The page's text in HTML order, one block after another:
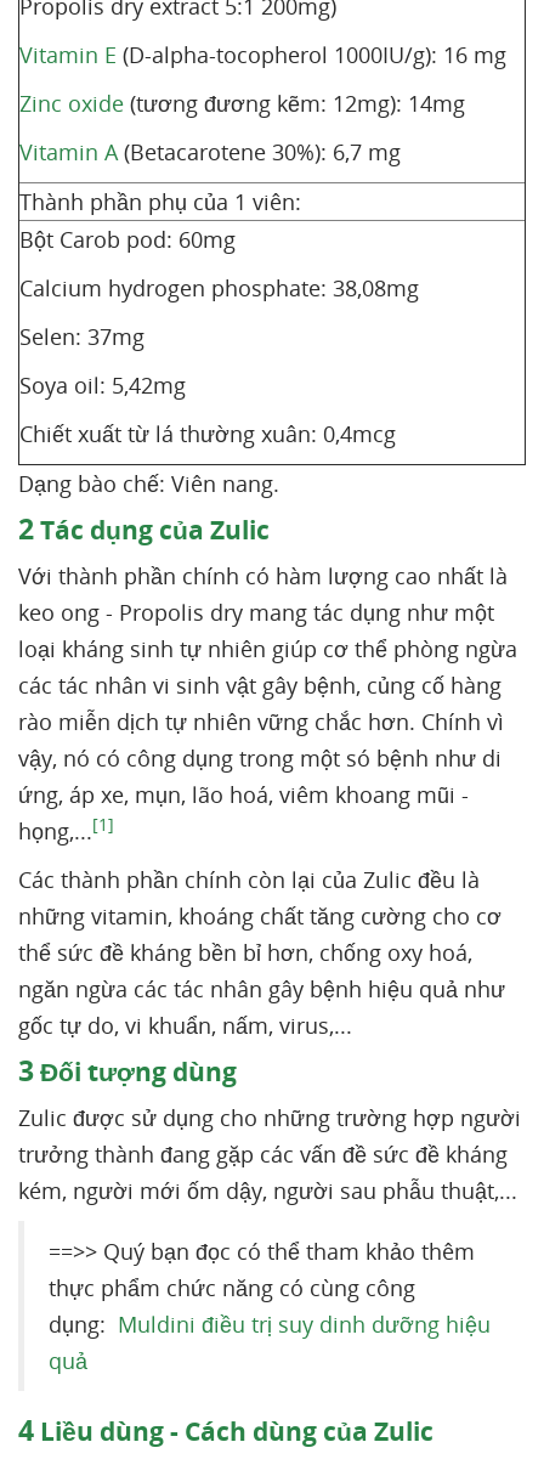
Propolis dry extract 5:1 200mg)
Vitamin E (D-alpha-tocopherol 1000IU/g): 16 mg
Zinc oxide (tương đương kẽm: 12mg): 14mg
Vitamin A(Betacarotene 30%): 6,7 mg
Thành phần phụ của 1 viên:
Bột Carob pod: 60mg
Calcium hydrogen phosphate: 38,08mg
Selen: 37mg
Soya oil: 5,42mg
Chiết xuất từ lá thường xuân: 0,4mcg
Dạng bào chế: Viên nang.
2Tác dụng của Zulic
Với thành phần chính có hàm lượng cao nhất là
keo ong - Propolis dry mang tác dụng như một
loại kháng sinh tự nhiên giúp cơ thể phòng ngừa
các tác nhân vi sinh vật gây bệnh, củng cố hàng
rào miễn dịch tự nhiên vững chắc hơn. Chính vì
vậy, nó có công dụng trong một só bệnh như di
ứng, áp xe, mụn, lão hoá, viêm khoang mũi -
họng,...[1]
Các thành phần chính còn lại của Zulic đều là
những vitamin, khoáng chất tăng cường cho cơ
thể sức đề kháng bền bỉ hơn, chống oxy hoá,
ngăn ngừa các tác nhân gây bệnh hiệu quả như
gốc tự do, vi khuẩn, nấm, virus,...
3Đối tượng dùng
Zulic được sử dụng cho những trường hợp người
trưởng thành đang gặp các vấn đề sức đề kháng
kém, người mới ốm dậy, người sau phẫu thuật,...
==>> Quý bạn đọc có thể tham khảo thêm
thực phẩm chức năng có cùng công
dụng: Muldini điều trị suy dinh dưỡng hiệu
quả
4 Liều dùng - Cách dùng của Zulic